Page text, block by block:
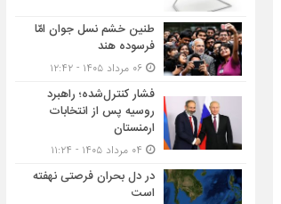
طنین خشم نسل جوان امّا
فرسوده هند
فشار کنترل‌شده؛ راهبرد
روسیه پس از انتخابات
ارمنستان
در دل بحران فرصتی نهفته
است